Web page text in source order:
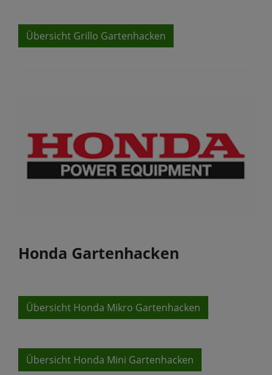
Übersicht Grillo Gartenhacken
Honda Gartenhacken
Übersicht Honda Mikro Gartenhacken
Übersicht Honda Mini Gartenhacken